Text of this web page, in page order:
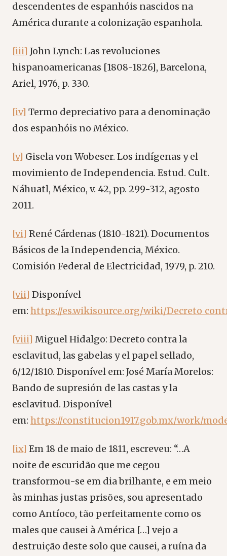
descendentes de espanhóis nascidos na
América durante a colonização espanhola.
[iii] John Lynch: Las revoluciones
hispanoamericanas [1808-1826], Barcelona,
Ariel, 1976, p. 330.
[iv] Termo depreciativo para a denominação
dos espanhóis no México.
[v] Gisela von Wobeser. Los indígenas y el
movimiento de Independencia. Estud. Cult.
Náhuatl, México, v. 42, pp. 299-312, agosto
2011.
[vi] René Cárdenas (1810-1821). Documentos
Básicos de la Independencia, México.
Comisión Federal de Electricidad, 1979, p. 210.
[vii] Disponível
em: https://es.wikisource.org/wiki/
[viii] Miguel Hidalgo: Decreto contra la
esclavitud, las gabelas y el papel sellado,
6/12/1810. Disponível em: José María Morelos:
Bando de supresión de las castas y la
esclavitud. Disponível
em: https://constitucion1917.gob.mx/work/
[ix] Em 18 de maio de 1811, escreveu: “…A
noite de escuridão que me cegou
transformou-se em dia brilhante, e em meio
às minhas justas prisões, sou apresentado
como Antíoco, tão perfeitamente como os
males que causei à América […] vejo a
destruição deste solo que causei, a ruína da